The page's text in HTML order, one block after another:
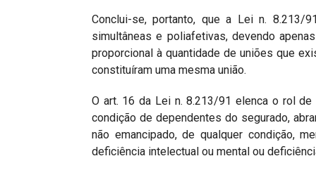
Conclui-se, portanto, que a Lei n. 8.213/
simultâneas e poliafetivas, devendo
proporcional à quantidade de uniões que
constituíram uma mesma união.
O art. 16 da Lei n. 8.213/91 elenca o rol
condição de dependentes do segurado,
não emancipado, de qualquer condição,
deficiência intelectual ou mental ou